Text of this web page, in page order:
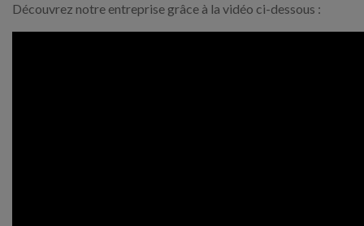
Découvrez notre entreprise grâce à la vidéo ci-dessous :